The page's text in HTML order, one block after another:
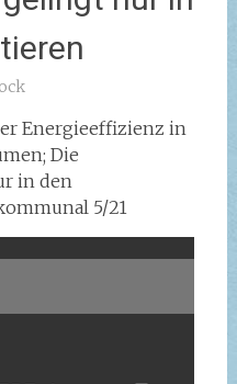
Energieeffizienz in
Die
in den
5/21